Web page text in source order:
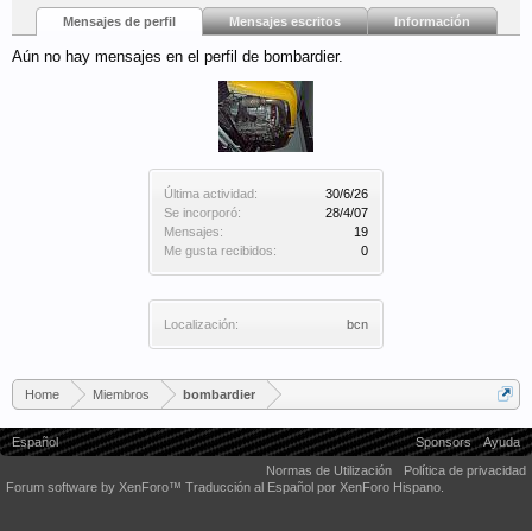
Última actividad:
30/6/26
Se incorporó:
28/4/07
Mensajes:
19
Me gusta recibidos:
0
Localización: bcn
Mensajes de perfil Mensajes escritos Información
Aún no hay mensajes en el perfil de bombardier.
Home Miembros bombardier
Español Sponsors
Ayuda
Normas de Utilización
Política de privacidad
Forum software by XenForo™ Traducción al Español por XenForo Hispano.